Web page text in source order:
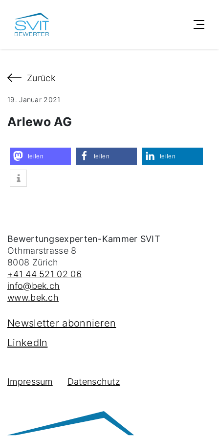
Zurück
19. Januar 2021
Arlewo AG
teilen teilen teilen
Bewertungsexperten-Kammer SVIT
Othmarstrasse 8
8008 Zürich
+41 44 521 02 06
info@bek.ch
www.bek.ch
Newsletter abonnieren
LinkedIn
Impressum Datenschutz